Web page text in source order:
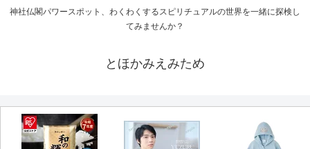
神社仏閣パワースポット、わくわくするスピリチュアルの世界を一緒に探検し
てみませんか？
とほかみえみため